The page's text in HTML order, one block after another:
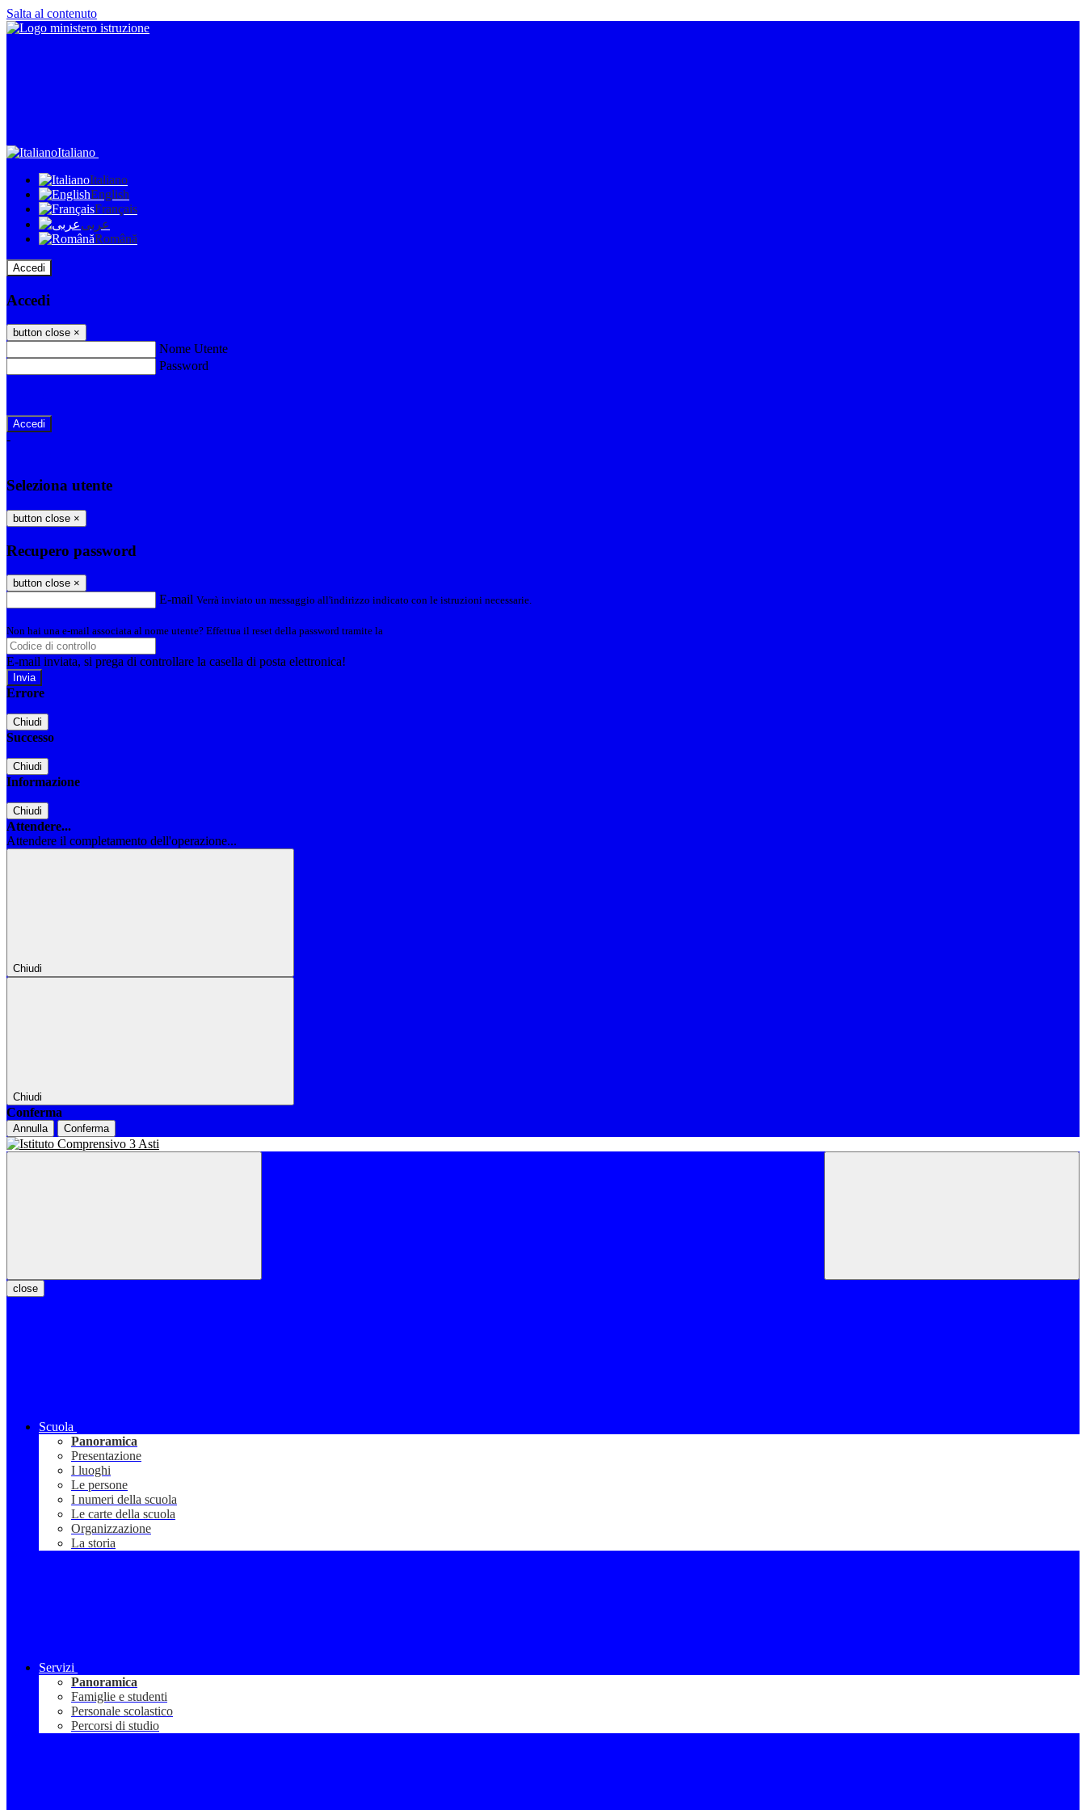
Salta al contenuto
Italiano
Italiano
English
Français
عربى
Română
Accedi
Accedi
button close ×
Nome Utente
Password
-
Seleziona utente
button close ×
Recupero password
button close ×
E-mail Verrà inviato un messaggio all'indirizzo indicato con le istruzioni necessarie.
Non hai una e-mail associata al nome utente? Effettua il reset della password tramite la
E-mail inviata, si prega di controllare la casella di posta elettronica!
Errore
Chiudi
Successo
Chiudi
Informazione
Chiudi
Attendere...
Attendere il completamento dell'operazione...
Chiudi
Chiudi
Conferma
Annulla Conferma
close
Scuola
Panoramica
Presentazione
I luoghi
Le persone
I numeri della scuola
Le carte della scuola
Organizzazione
La storia
Servizi
Panoramica
Famiglie e studenti
Personale scolastico
Percorsi di studio